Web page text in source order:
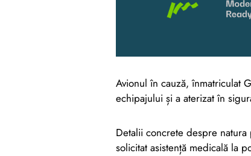
Avionul în cauză, înmatriculat
echipajului și a aterizat în
Detalii concrete despre
solicitat asistență medicală la